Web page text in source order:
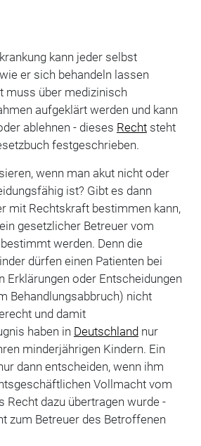
kann jeder selbst
er sich behandeln lassen
muss über medizinisch
aufgeklärt werden und kann
ablehnen - dieses Rechtsteht
festgeschrieben.
wenn man akut nicht oder
ist? Gibt es dann
mit Rechtskraft bestimmen kann,
gesetzlicher Betreuer vom
werden. Denn die
dürfen einen Patienten bei
Erklärungen oder Entscheidungen
Behandlungsabbruch) nicht
und damit
haben in Deutschlandnur
minderjährigen Kindern. Ein
dann entscheiden, wenn ihm
Vollmacht vom
Recht dazu übertragen wurde -
zum Betreuer des Betroffenen